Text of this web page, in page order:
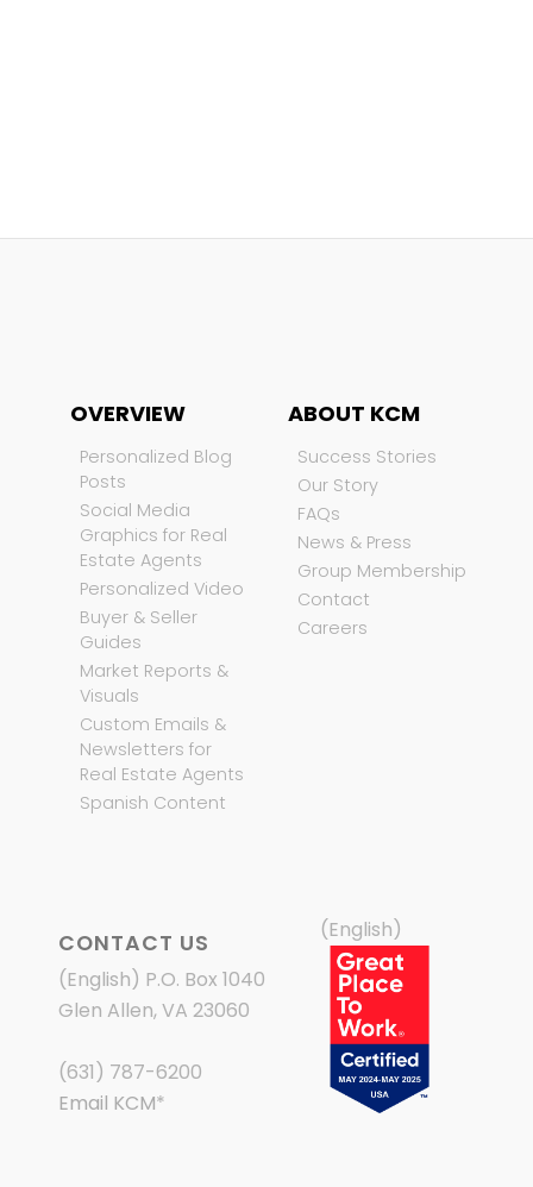
OVERVIEW
Personalized Blog
Posts
Social Media
Graphics for Real
Estate Agents
Personalized Video
Buyer & Seller
Guides
Market Reports &
Visuals
Custom Emails &
Newsletters for
Real Estate Agents
Spanish Content
ABOUT KCM
Success Stories
Our Story
FAQs
News & Press
Group Membership
Contact
Careers
CONTACT US
(English) P.O. Box 1040
Glen Allen, VA 23060
(631) 787-6200
Email KCM*
(English)